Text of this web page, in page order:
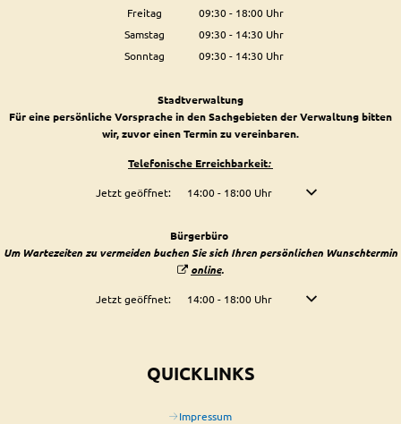
Von 09:30 bis 18:00 Uhr
Freitag 09:30- 18:00Uhr
Von 09:30 bis 18:00 Uhr
Samstag 09:30- 14:30Uhr
Von 09:30 bis 14:30 Uhr
Sonntag 09:30- 14:30Uhr
Stadtverwaltung
Für eine persönliche Vorsprache in den Sachgebieten der Verwaltung bitten
wir, zuvor einen Termin zu vereinbaren.
Telefonische Erreichbarkeit:
Klicken, um weitere Öffnungs- oder Schließzeiten auszublenden
Jetzt geöffnet: 14:00- 18:00 Uhr Von 14:00 bis 18:00
Bürgerbüro
Um Wartezeiten zu vermeiden buchen Sie sich Ihren persönlichen Wunschtermin
online.
Klicken, um weitere Öffnungs- oder Schließzeiten auszublenden
Jetzt geöffnet: 14:00- 18:00 Uhr Von 14:00 bis 18:00
QUICKLINKS
Impressum